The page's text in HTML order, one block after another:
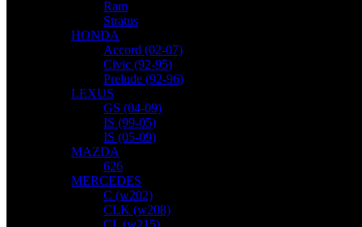
Ram
Stratus
HONDA
Accord (02-07)
Civic (92-95)
Prelude (92-96)
LEXUS
GS (04-09)
IS (99-05)
IS (05-09)
MAZDA
626
MERCEDES
C (w202)
CLK (w208)
CL (w215)